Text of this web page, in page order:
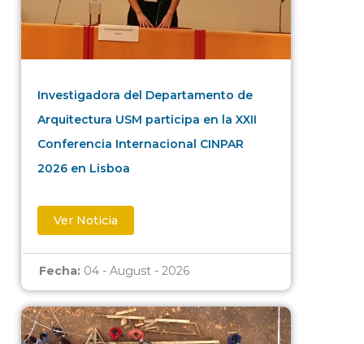
Investigadora del Departamento de
Arquitectura USM participa en la XXII
Conferencia Internacional CINPAR
2026 en Lisboa
Ver Noticia
Fecha: 04 - August - 2026